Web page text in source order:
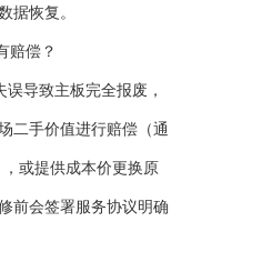
据恢复。
赔偿？
导致主板完全报废，
二手价值进行赔偿（通
或提供成本价更换原
前会签署服务协议明确